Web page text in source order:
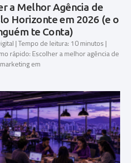
a Melhor Agência de
Horizonte em 2026 (e o
te Conta)
| Tempo de leitura: 10 minutos |
rápido: Escolher a melhor agência de
marketing em